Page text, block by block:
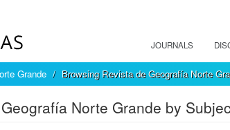
JOURNALS
Grande Browsing Revista de Geografía Norte
Norte Grande by